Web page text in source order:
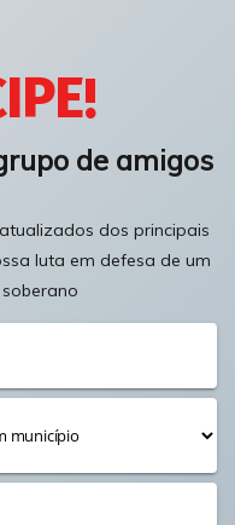
de amigos
dos principais
luta em defesa de um